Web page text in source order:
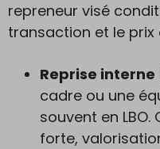
repreneur visé
transaction et le prix
Reprise interne
cadre ou une
souvent en
forte,